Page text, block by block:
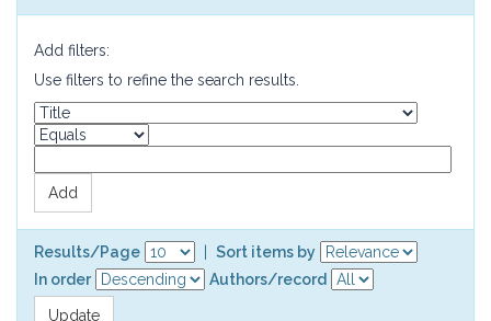
Add filters:
Use filters to refine the search results.
Results/Page
Sort items by
In order
Authors/record